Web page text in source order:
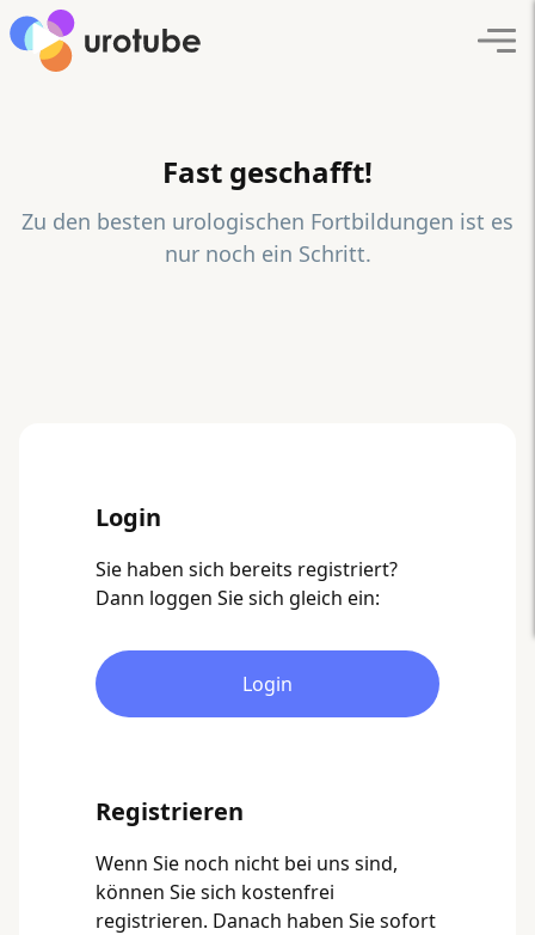
Click here to go back to frontpage
Fast geschafft!
Zu den besten urologischen Fortbildungen ist es
nur noch ein Schritt.
Login
Sie haben sich bereits registriert?
Dann loggen Sie sich gleich ein:
Login
Registrieren
Wenn Sie noch nicht bei uns sind,
können Sie sich kostenfrei
registrieren. Danach haben Sie sofort